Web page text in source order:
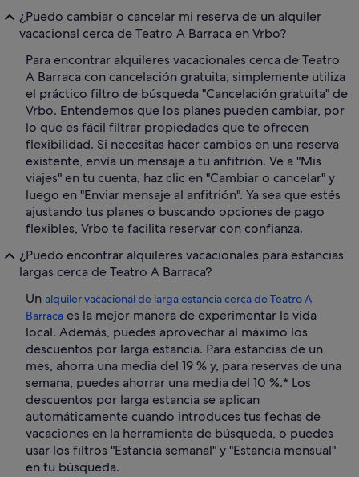
¿Puedo cambiar o cancelar mi reserva de un alquiler
vacacional cerca de Teatro A Barraca en Vrbo?
Para encontrar alquileres vacacionales cerca de Teatro
A Barraca con cancelación gratuita, simplemente utiliza
el práctico filtro de búsqueda "Cancelación gratuita" de
Vrbo. Entendemos que los planes pueden cambiar, por
lo que es fácil filtrar propiedades que te ofrecen
flexibilidad. Si necesitas hacer cambios en una reserva
existente, envía un mensaje a tu anfitrión. Ve a "Mis
viajes" en tu cuenta, haz clic en "Cambiar o cancelar" y
luego en "Enviar mensaje al anfitrión". Ya sea que estés
ajustando tus planes o buscando opciones de pago
flexibles, Vrbo te facilita reservar con confianza.
¿Puedo encontrar alquileres vacacionales para estancias
largas cerca de Teatro A Barraca?
Un alquiler vacacional de larga estancia cerca de Teatro A
Barraca es la mejor manera de experimentar la vida
local. Además, puedes aprovechar al máximo los
descuentos por larga estancia. Para estancias de un
mes, ahorra una media del 19 % y, para reservas de una
semana, puedes ahorrar una media del 10 %.* Los
descuentos por larga estancia se aplican
automáticamente cuando introduces tus fechas de
vacaciones en la herramienta de búsqueda, o puedes
usar los filtros "Estancia semanal" y "Estancia mensual"
en tu búsqueda.